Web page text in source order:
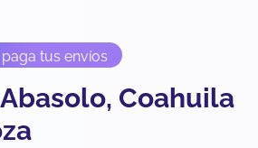
tus envíos
Coahuila